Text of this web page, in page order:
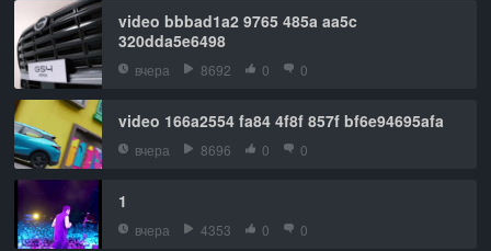
video bbbad1a2 9765 485a aa5c
320dda5e6498
вчера 8692 0 0
video 166a2554 fa84 4f8f 857f bf6e94695afa
вчера 8696 0 0
1
вчера 4353 0 0